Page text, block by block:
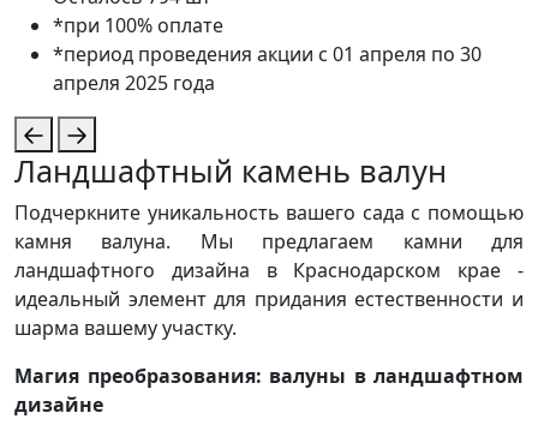
*при 100% оплате
*период проведения акции с 01 апреля по 30
апреля 2025 года
Ландшафтный камень валун
Подчеркните уникальность вашего сада с помощью
камня валуна. Мы предлагаем камни для
ландшафтного дизайна в Краснодарском крае -
идеальный элемент для придания естественности и
шарма вашему участку.
Магия преобразования: валуны в ландшафтном
дизайне